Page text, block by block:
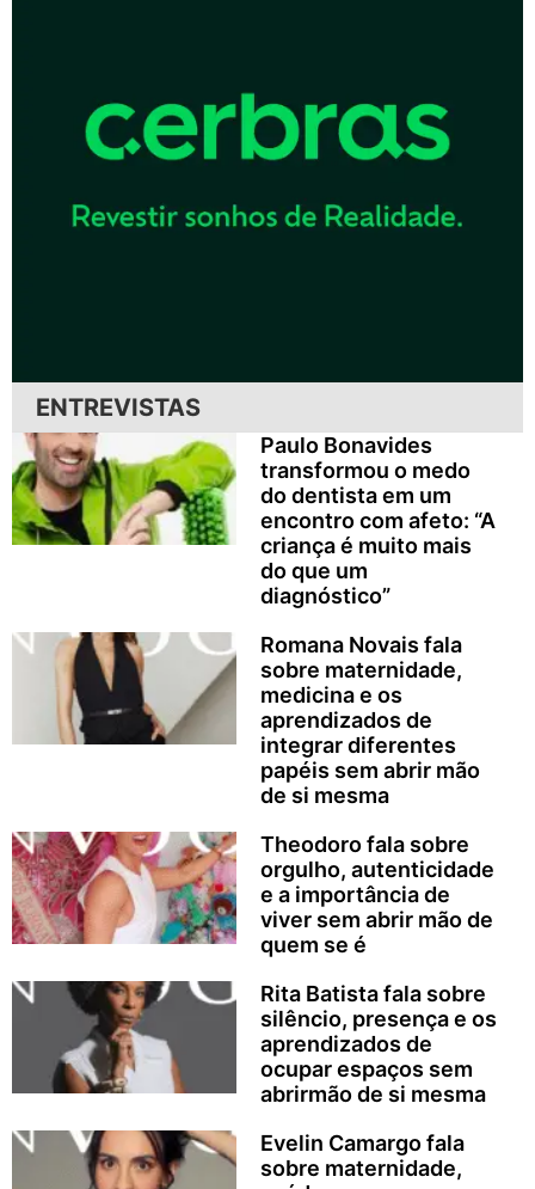
ENTREVISTAS
Paulo Bonavides
transformou o medo
do dentista em um
encontro com afeto: “A
criança é muito mais
do que um
diagnóstico”
Romana Novais fala
sobre maternidade,
medicina e os
aprendizados de
integrar diferentes
papéis sem abrir mão
de si mesma
Theodoro fala sobre
orgulho, autenticidade
e a importância de
viver sem abrir mão de
quem se é
Rita Batista fala sobre
silêncio, presença e os
aprendizados de
ocupar espaços sem
abrirmão de si mesma
Evelin Camargo fala
sobre maternidade,